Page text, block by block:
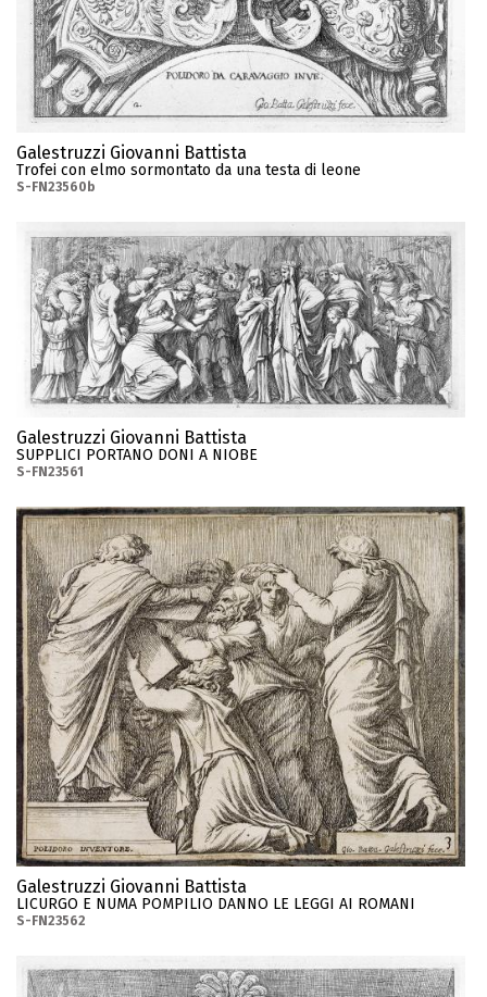
Galestruzzi Giovanni Battista
Trofei con elmo sormontato da una testa di leone
S-FN23560b
Galestruzzi Giovanni Battista
SUPPLICI PORTANO DONI A NIOBE
S-FN23561
Galestruzzi Giovanni Battista
LICURGO E NUMA POMPILIO DANNO LE LEGGI AI ROMANI
S-FN23562